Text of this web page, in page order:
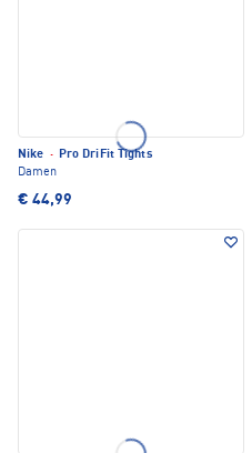
Nike · Pro DriFit Tights
Damen
€ 44,99